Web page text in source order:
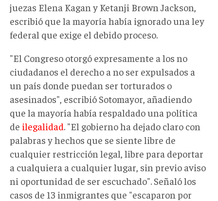
juezas Elena Kagan y Ketanji Brown Jackson,
escribió que la mayoría había ignorado una ley
federal que exige el debido proceso.
"El Congreso otorgó expresamente a los no
ciudadanos el derecho a no ser expulsados a
un país donde puedan ser torturados o
asesinados", escribió Sotomayor, añadiendo
que la mayoría había respaldado una política
de ilegalidad. "El gobierno ha dejado claro con
palabras y hechos que se siente libre de
cualquier restricción legal, libre para deportar
a cualquiera a cualquier lugar, sin previo aviso
ni oportunidad de ser escuchado". Señaló los
casos de 13 inmigrantes que "escaparon por